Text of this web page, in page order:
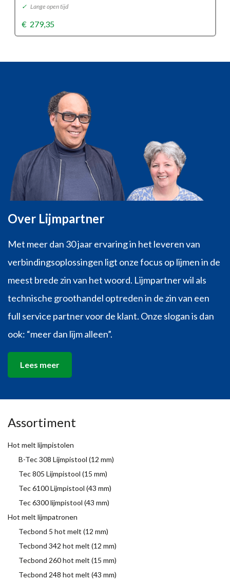
✓ Lange open tijd
€ 279,35
Over Lijmpartner
Met meer dan 30 jaar ervaring in het leveren van
verbindingsoplossingen ligt onze focus op lijmen in de
meest brede zin van het woord. Lijmpartner wil als
technische groothandel optreden in de zin van een
full service partner voor de klant. Onze slogan is dan
ook: “meer dan lijm alleen”.
Lees meer
Assortiment
Hot melt lijmpistolen
B-Tec 308 Lijmpistool (12 mm)
Tec 805 Lijmpistool (15 mm)
Tec 6100 Lijmpistool (43 mm)
Tec 6300 lijmpistool (43 mm)
Hot melt lijmpatronen
Tecbond 5 hot melt (12 mm)
Tecbond 342 hot melt (12 mm)
Tecbond 260 hot melt (15 mm)
Tecbond 248 hot melt (43 mm)